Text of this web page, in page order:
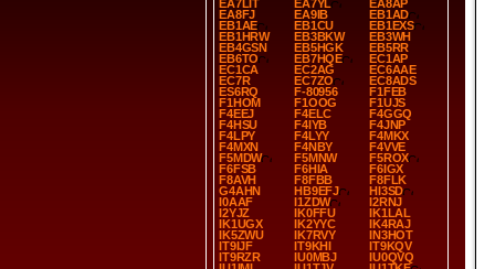
EA7LIT
EA7YL
EA8AP
EA8FJ
EA9IB
EB1AD
EB1AE
EB1CU
EB1EXS
EB1HRW
EB3BKW
EB3WH
EB4GSN
EB5HGK
EB5RR
EB6TO
EB7HQE
EC1AP
EC1CA
EC2AG
EC6AAE
EC7R
EC7ZO
EC8ADS
ES6RQ
F-80956
F1FEB
F1HOM
F1OOG
F1UJS
F4EEJ
F4ELC
F4GGQ
F4HSU
F4IYB
F4JNP
F4LPY
F4LYY
F4MKX
F4MXN
F4NBY
F4VVE
F5MDW
F5MNW
F5ROX
F6FSB
F6HIA
F6IGX
F8AVH
F8FBB
F8FLK
G4AHN
HB9EFJ
HI3SD
I0AAF
I1ZDW
I2RNJ
I2YJZ
IK0FFU
IK1LAL
IK1UGX
IK2YYC
IK4RAJ
IK5ZWU
IK7RVY
IN3HOT
IT9IJF
IT9KHI
IT9KQV
IT9RZR
IU0MBJ
IU0QVQ